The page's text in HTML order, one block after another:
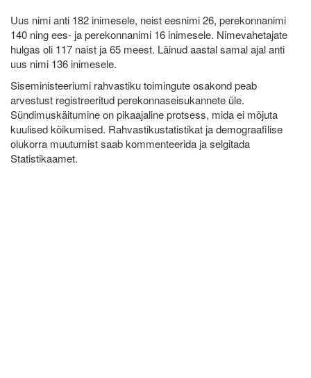
Uus nimi anti 182 inimesele, neist eesnimi 26, perekonnanimi
140 ning ees- ja perekonnanimi 16 inimesele. Nimevahetajate
hulgas oli 117 naist ja 65 meest. Läinud aastal samal ajal anti
uus nimi 136 inimesele.
Siseministeeriumi rahvastiku toimingute osakond peab
arvestust registreeritud perekonnaseisukannete üle.
Sündimuskäitumine on pikaajaline protsess, mida ei mõjuta
kuulised kõikumised. Rahvastikustatistikat ja demograafilise
olukorra muutumist saab kommenteerida ja selgitada
Statistikaamet.